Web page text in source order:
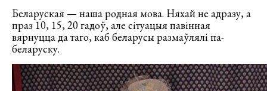
Беларуская — наша родная мова. Няхай не адразу, а
праз 10, 15, 20 гадоў, але сітуацыя павінная
вярнуцца да таго, каб беларусы размаўлялі па-
беларуску.